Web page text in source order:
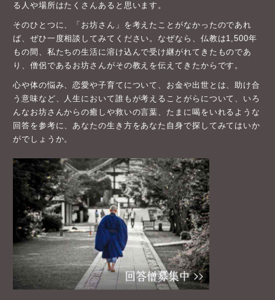
る人や場所はたくさんあると思います。
そのひとつに、「お坊さん」を考えたことがなかったのであれ
ば、ぜひ一度相談してみてください。なぜなら、仏教は1,500年
もの間、私たちの生活に溶け込んで受け継がれてきたものであ
り、僧侶であるお坊さんがその教えを伝えてきたからです。
心や体の悩み、恋愛や子育てについて、お金や出世とは、助け合
う意味など、人生において誰もが考えることがらについて、いろ
んなお坊さんからの癒しや救いの言葉、たまに喝をいれるような
回答を参考に、あなたの生き方をあなた自身で探してみてはいか
がでしょうか。